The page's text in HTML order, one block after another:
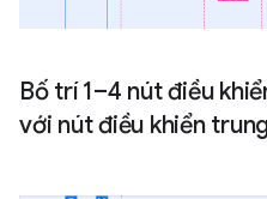
Bố trí 1–4 nút điều
với nút điều khiển